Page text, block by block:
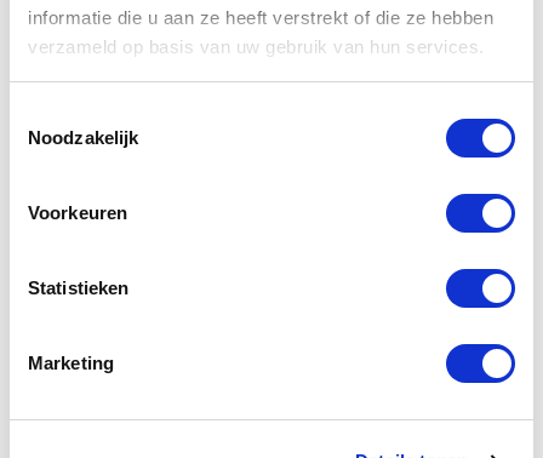
informatie die u aan ze heeft verstrekt of die ze hebben
verzameld op basis van uw gebruik van hun services.
Noodzakelijk
Voorkeuren
Statistieken
Marketing
€ 16.950
lage kilometerstand!